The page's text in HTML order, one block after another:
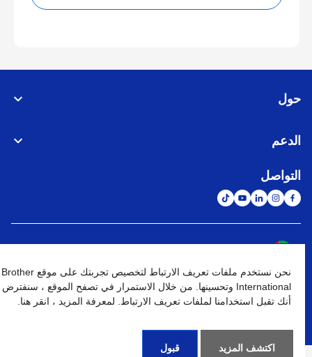
حول
الدعم
التواصل
نهج الخصوصية شروط الإستخدام خريطة الموقع الإنتقال إلى الموقع العالمي
نحن نستخدم ملفات تعريف الارتباط لتخصيص تجربتك على موقع Brother
International وتحسينها. من خلال الاستمرار في تصفح الموقع ، سنفترض
أنك تقبل استخدامنا لملفات تعريف الارتباط. لمعرفة المزيد ، انقر هنا.
اكتشف المزيد قبول